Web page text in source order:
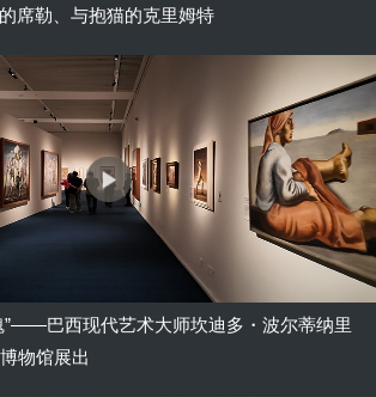
席勒、与抱猫的克里姆特
”——巴西现代艺术大师坎迪多・波尔蒂纳里
物馆展出